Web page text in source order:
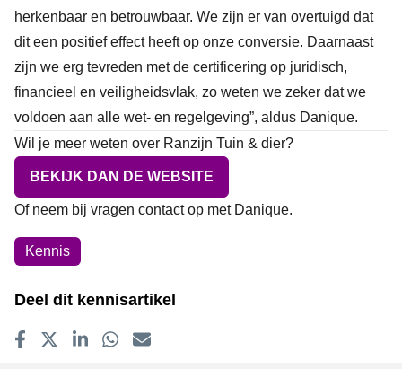
herkenbaar en betrouwbaar. We zijn er van overtuigd dat
dit een positief effect heeft op onze conversie. Daarnaast
zijn we erg tevreden met de certificering op juridisch,
financieel en veiligheidsvlak, zo weten we zeker dat we
voldoen aan alle wet- en regelgeving”, aldus Danique.
Wil je meer weten over Ranzijn Tuin & dier?
BEKIJK DAN DE WEBSITE
Of neem bij vragen contact op met Danique.
Onderwerpen
Kennis
Deel dit kennisartikel